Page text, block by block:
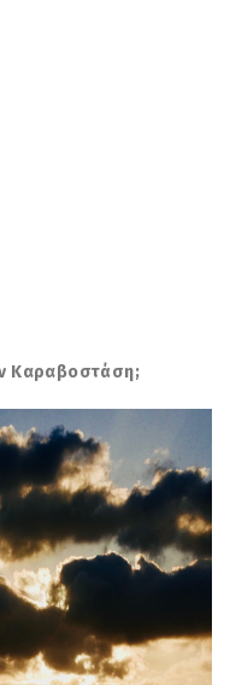
Καραβοστάση;